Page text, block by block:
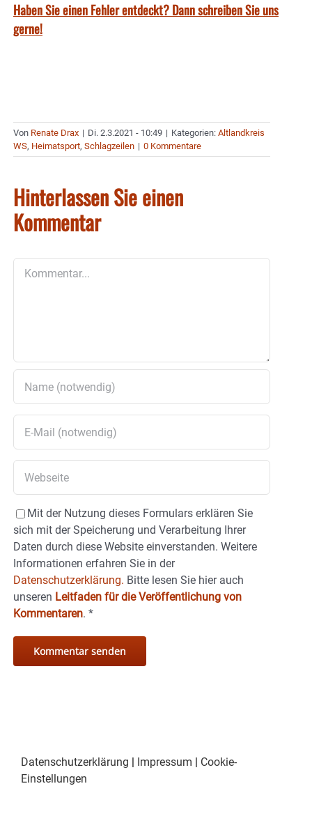
Haben Sie einen Fehler entdeckt? Dann schreiben Sie uns
gerne!
Von Renate Drax | Di. 2.3.2021 - 10:49 | Kategorien: Altlandkreis
WS, Heimatsport, Schlagzeilen | 0 Kommentare
Hinterlassen Sie einen
Kommentar
Mit der Nutzung dieses Formulars erklären Sie
sich mit der Speicherung und Verarbeitung Ihrer
Daten durch diese Website einverstanden. Weitere
Informationen erfahren Sie in der
Datenschutzerklärung. Bitte lesen Sie hier auch
unseren Leitfaden für die Veröffentlichung von
Kommentaren. *
Datenschutzerklärung Impressum
Cookie-
Einstellungen